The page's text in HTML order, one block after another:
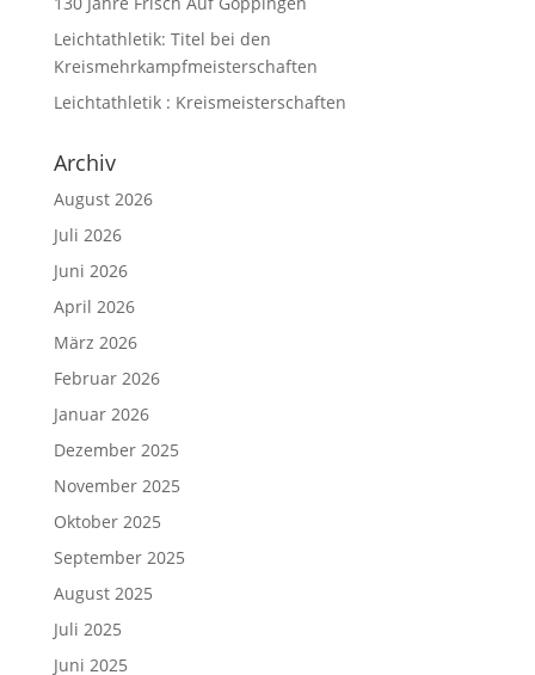
Leichtathletik: Titel bei den
Kreismehrkampfmeisterschaften
Leichtathletik : Kreismeisterschaften
Archiv
August 2026
Juli 2026
Juni 2026
April 2026
März 2026
Februar 2026
Januar 2026
Dezember 2025
November 2025
Oktober 2025
September 2025
August 2025
Juli 2025
Juni 2025